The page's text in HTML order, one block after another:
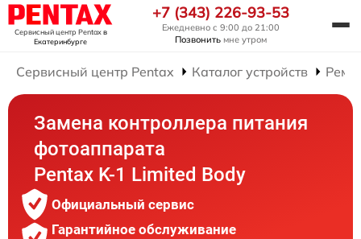
Сервисный центр Pentaxв
Екатеринбурге
+7 (343) 226-93-53
Ежедневно с 9:00 до 21:00
Позвонить мне утром
Сервисный центр Pentax Каталог устройств
Замена контроллера питания
фотоаппарата
Pentax K-1 Limited Body
Официальный сервис
Гарантийное обслуживание